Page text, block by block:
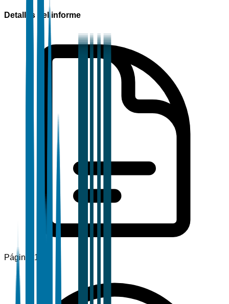
Detalles del informe
Páginas 120+